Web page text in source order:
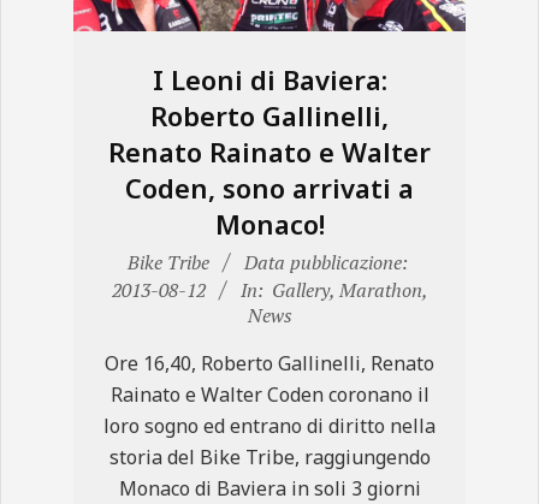
I Leoni di Baviera:
Roberto Gallinelli,
Renato Rainato e Walter
Coden, sono arrivati a
Monaco!
2013-
08-
Bike Tribe
Data pubblicazione:
2013-08-12
In: Gallery, Marathon,
News
Ore 16,40, Roberto Gallinelli, Renato
Rainato e Walter Coden coronano il
loro sogno ed entrano di diritto nella
storia del Bike Tribe, raggiungendo
Monaco di Baviera in soli 3 giorni